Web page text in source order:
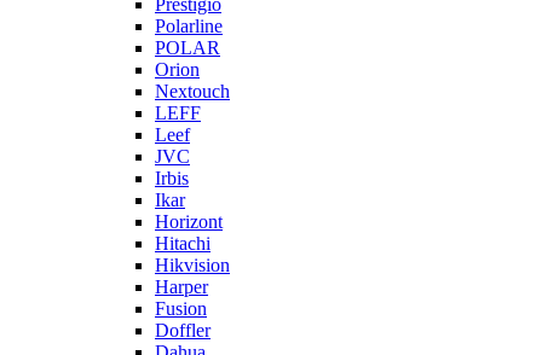
Prestigio
Polarline
POLAR
Orion
Nextouch
LEFF
Leef
JVC
Irbis
Ikar
Horizont
Hitachi
Hikvision
Harper
Fusion
Doffler